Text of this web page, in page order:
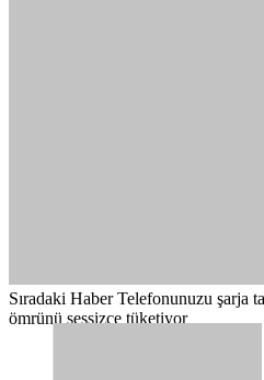
Sıradaki Haber Telefonunuzu şarja
ömrünü sessizce tüketiyor